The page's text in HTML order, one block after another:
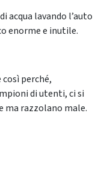
acqua lavando l’auto
enorme e inutile.
perché,
di utenti, ci si
ma razzolano male.